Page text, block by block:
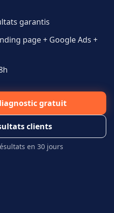
garantis
page + Google Ads +
gratuit
clients
en 30 jours